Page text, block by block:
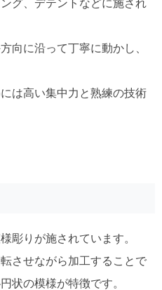
グ、デテントなどに施され
向に沿って丁寧に動かし、
は高い集中力と熟練の技術
彫りが施されています。
させながら加工することで
状の模様が特徴です。